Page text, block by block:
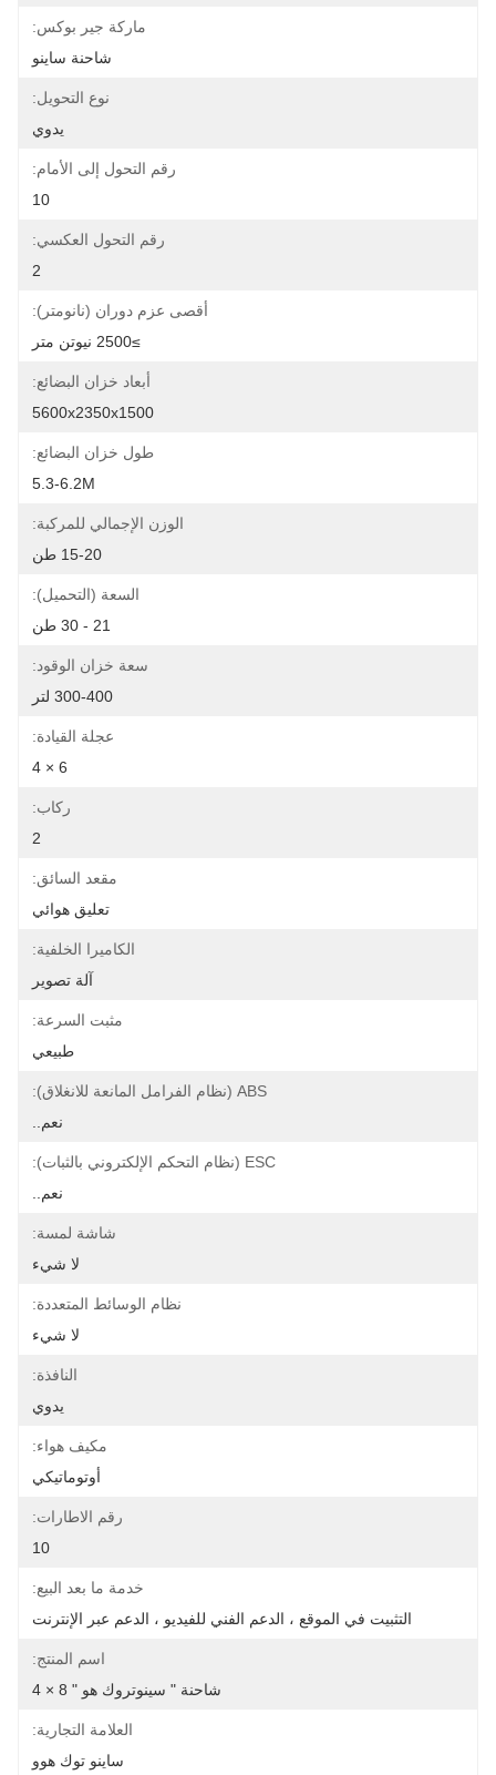
ماركة جير بوكس:
شاحنة ساينو
نوع التحويل:
يدوي
رقم التحول إلى الأمام:
10
رقم التحول العكسي:
2
أقصى عزم دوران (نانومتر):
≥2500 نيوتن متر
أبعاد خزان البضائع:
5600x2350x1500
طول خزان البضائع:
5.3-6.2M
الوزن الإجمالي للمركبة:
15-20 طن
السعة (التحميل):
21 - 30 طن
سعة خزان الوقود:
300-400 لتر
عجلة القيادة:
6 × 4
ركاب:
2
مقعد السائق:
تعليق هوائي
الكاميرا الخلفية:
آلة تصوير
مثبت السرعة:
طبيعي
ABS (نظام الفرامل المانعة للانغلاق):
نعم..
ESC (نظام التحكم الإلكتروني بالثبات):
نعم..
شاشة لمسة:
لا شيء
نظام الوسائط المتعددة:
لا شيء
النافذة:
يدوي
مكيف هواء:
أوتوماتيكي
رقم الاطارات:
10
خدمة ما بعد البيع:
التثبيت في الموقع ، الدعم الفني للفيديو ، الدعم عبر الإنترنت
اسم المنتج:
شاحنة " سينوتروك هو " 8 × 4
العلامة التجارية:
ساينو توك هوو